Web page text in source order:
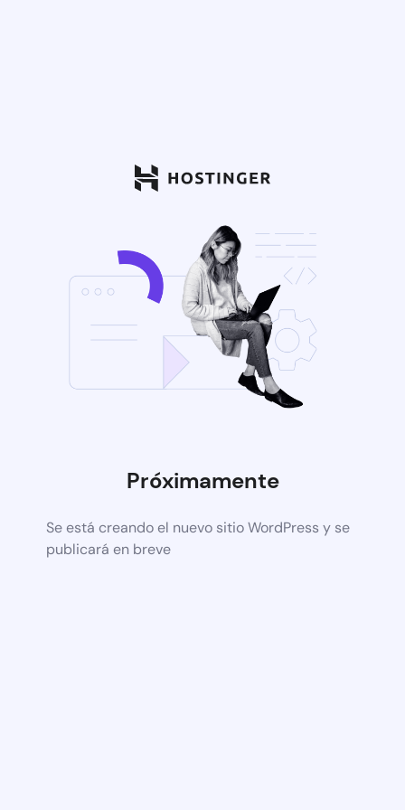
Próximamente
Se está creando el nuevo sitio WordPress y se
publicará en breve